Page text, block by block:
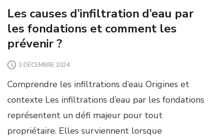
Les causes d’infiltration d’eau par
les fondations et comment les
prévenir ?
3 DÉCEMBRE 2024
Comprendre les infiltrations d’eau Origines et
contexte Les infiltrations d’eau par les fondations
représentent un défi majeur pour tout
propriétaire. Elles surviennent lorsque